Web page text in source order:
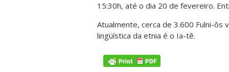
15:30h, até o dia 20 de fevereiro.
Atualmente, cerca de 3.600 Fulni-ôs
lingüística da etnia é o Ia-tê.